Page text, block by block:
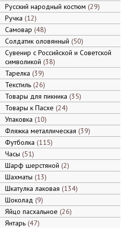
Русский народный костюм 29
Ручка 12
Самовар 48
Солдатик оловянный 50
Сувенир с Российской и Советской
символикой 38
Тарелка 39
Текстиль 26
Товары для пикника 35
Товары к Пасхе 24
Упаковка 10
Фляжка металлическая 39
Футболка 115
Часы 51
Шарф шерстяной 2
Шахматы 13
Шкатулка лаковая 134
Шоколад 9
Яйцо пасхальное 26
Янтарь 47